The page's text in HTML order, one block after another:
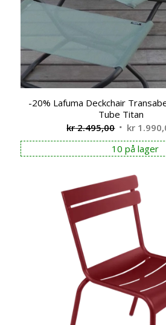
-20% Lafuma Deckchair
Tube Titan
kr2.495,00
pris
var:
kr
10 på lager